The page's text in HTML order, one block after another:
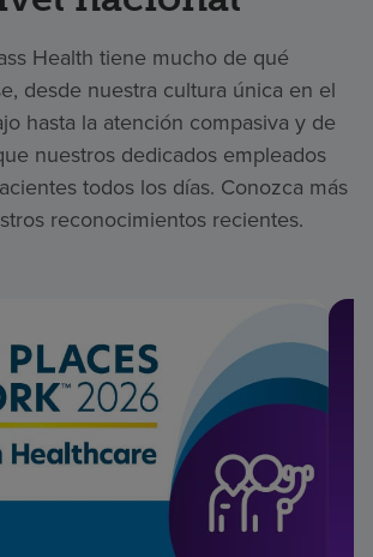
Health tiene mucho de qué
desde nuestra cultura única en el
hasta la atención compasiva y de
nuestros dedicados empleados
todos los días. Conozca más
reconocimientos recientes.